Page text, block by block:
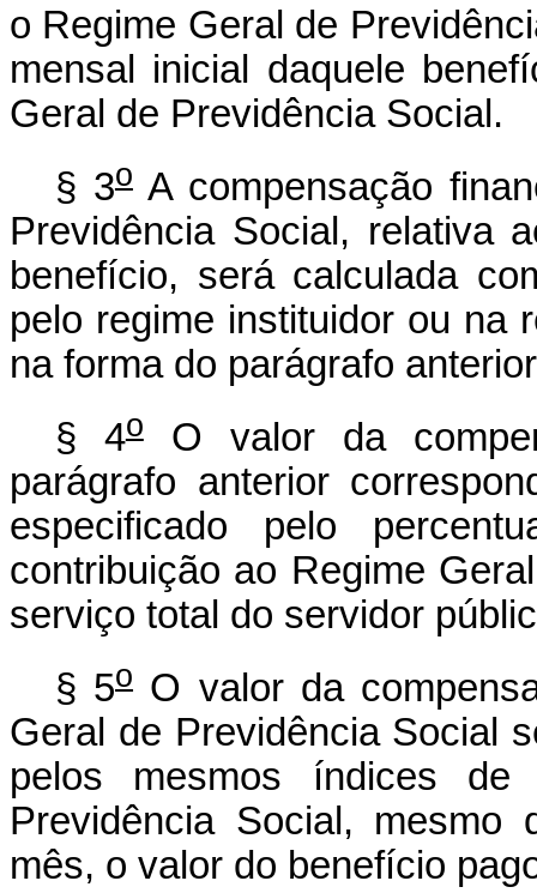
o Regime Geral de
mensal inicial daquele
Geral de Previdência Social.
§ 3oA compensação
Previdência Social, relativa
benefício, será calculada
pelo regime instituidor ou na
na forma do parágrafo
§ 4oO valor da
parágrafo anterior
especificado pelo
contribuição ao Regime
serviço total do servidor
§ 5o O valor da
Geral de Previdência Social
pelos mesmos índices de
Previdência Social, mesmo
mês, o valor do benefício